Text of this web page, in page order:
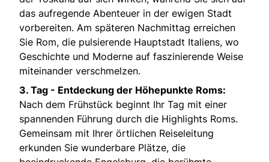
das aufregende Abenteuer in der ewigen Stadt
vorbereiten. Am späteren Nachmittag erreichen
Sie Rom, die pulsierende Hauptstadt Italiens, wo
Geschichte und Moderne auf faszinierende Weise
miteinander verschmelzen.
3. Tag - Entdeckung der Höhepunkte Roms:
Nach dem Frühstück beginnt Ihr Tag mit einer
spannenden Führung durch die Highlights Roms.
Gemeinsam mit Ihrer örtlichen Reiseleitung
erkunden Sie wunderbare Plätze, die